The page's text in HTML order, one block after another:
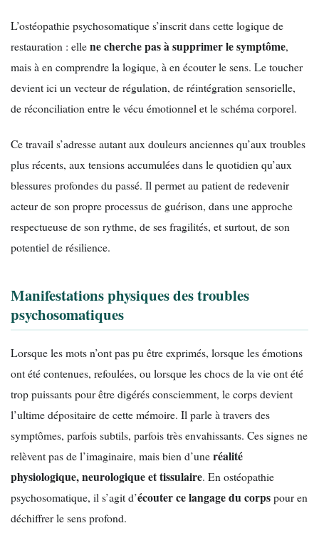
L’ostéopathie psychosomatique s’inscrit dans cette logique de
restauration : ellene cherche pas à supprimer le symptôme,
mais à en comprendre la logique, à en écouter le sens. Le toucher
devient ici un vecteur de régulation, de réintégration sensorielle,
de réconciliation entre le vécu émotionnel et le schéma corporel.
Ce travail s’adresse autant aux douleurs anciennes qu’aux troubles
plus récents, aux tensions accumulées dans le quotidien qu’aux
blessures profondes du passé. Il permet au patient de redevenir
acteur de son propre processus de guérison, dans une approche
respectueuse de son rythme, de ses fragilités, et surtout, de son
potentiel de résilience.
Manifestations physiques des troubles
psychosomatiques
Lorsque les mots n’ont pas pu être exprimés, lorsque les émotions
ont été contenues, refoulées, ou lorsque les chocs de la vie ont été
trop puissants pour être digérés consciemment, le corps devient
l’ultime dépositaire de cette mémoire. Il parle à travers des
symptômes, parfois subtils, parfois très envahissants. Ces signes ne
relèvent pas de l’imaginaire, mais bien d’uneréalité
physiologique, neurologique et tissulaire. En ostéopathie
psychosomatique, il s’agit d’écouter ce langage du corpspour en
déchiffrer le sens profond.